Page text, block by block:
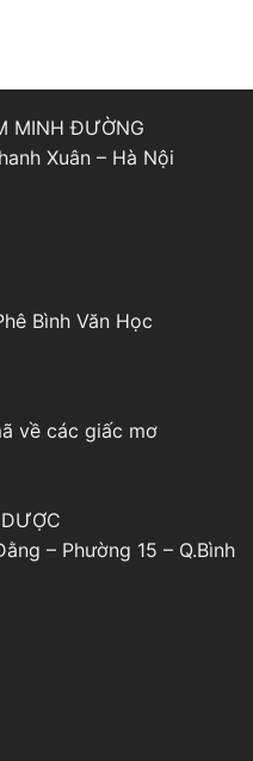
MINH ĐƯỜNG
Xuân – Hà Nội
Bình Văn Học
về các giấc mơ
– Phường 15 – Q.Bình